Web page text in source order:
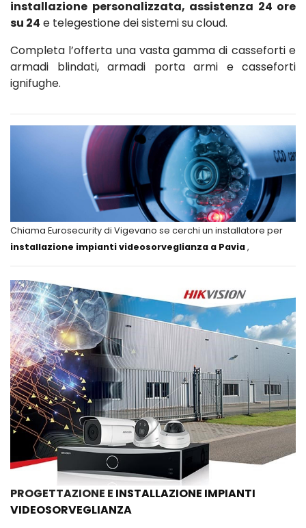
installazione personalizzata, assistenza 24 ore
su 24 e telegestione dei sistemi su cloud.
Completa l’offerta una vasta gamma di casseforti e
armadi blindati, armadi porta armi e casseforti
ignifughe.
Chiama Eurosecurity di Vigevano se cerchi un installatore per
installazione impianti videosorveglianza a Pavia,
PROGETTAZIONE E INSTALLAZIONE IMPIANTI
VIDEOSORVEGLIANZA